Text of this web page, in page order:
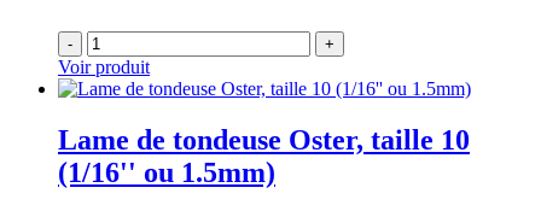
- +
Voir produit
Lame de tondeuse Oster, taille 10
(1/16'' ou 1.5mm)